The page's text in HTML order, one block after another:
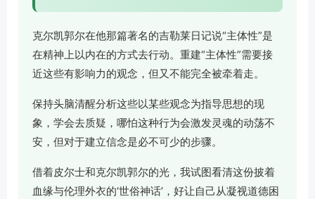
克尔凯郭尔在他那篇著名的吉勒莱日记说“主体性”是
在精神上以内在的方式去行动。重建“主体性”需要接
近这些有影响力的观念，但又不能完全被牵着走。
保持头脑清醒分析这些以某些观念为指导思想的现
象，学会去质疑，哪怕这种行为会激发灵魂的动荡不
安，但对于建立信念是必不可少的步骤。
借着皮尔士和克尔凯郭尔的光，我试图看清这份披着
血缘与伦理外衣的‘世俗神话’，好让自己从凝视道德困